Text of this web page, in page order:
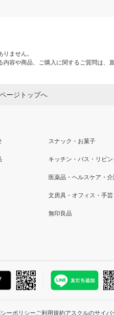
ません。
容や商品、ご購入に関するご質問は、
ページトップへ
スナック・お菓子
キッチン・バス・リビン
医薬品・ヘルスケア・介
文房具・オフィス・手芸
無印良品
ーポリシーご利用規約アスクルのサイバ